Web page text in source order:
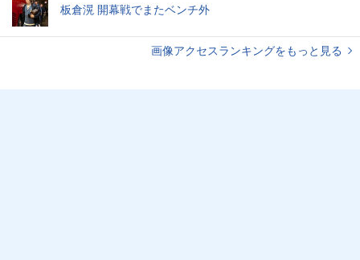
板倉滉 開幕戦でまたベンチ外
画像アクセスランキングをもっと見る